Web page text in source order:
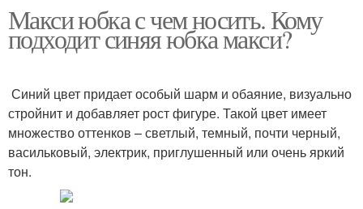
Макси юбка с чем носить. Кому
подходит синяя юбка макси?
Синий цвет придает особый шарм и обаяние, визуально
стройнит и добавляет рост фигуре. Такой цвет имеет
множество оттенков – светлый, темный, почти черный,
васильковый, электрик, приглушенный или очень яркий
тон.